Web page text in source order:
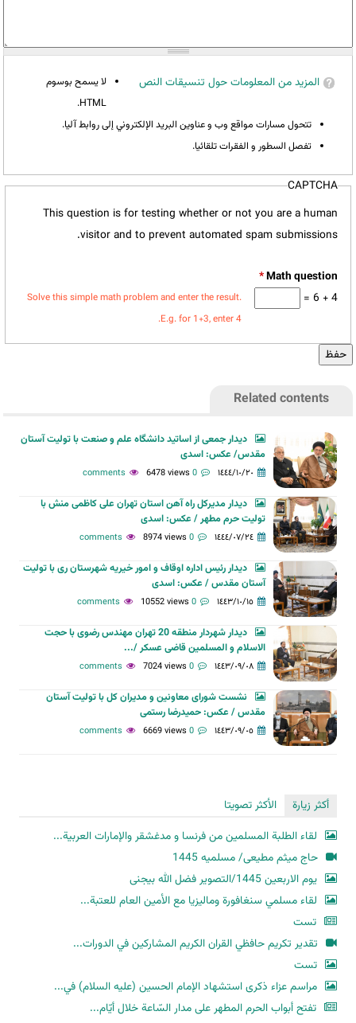
المزيد من المعلومات حول تنسيقات النص
لا يسمح بوسوم
HTML.
تتحول مسارات مواقع وب و عناوين البريد الإلكتروني إلى روابط آليا.
تفصل السطور و الفقرات تلقائيا.
CAPTCHA
This question is for testing whether or not you are a human
visitor and to prevent automated spam submissions.
*
4 + 6 =
Solve this simple math problem and enter the result.
E.g. for 1+3, enter 4.
Related contents
دیدار جمعی از اساتید دانشگاه علم و صنعت با تولیت آستان
مقدس/ عکس: اسدی
١٤٤٤/١٠/٢٠ 0 comments
6478 views
دیدار مدیرکل راه آهن استان تهران علی کاظمی منش با
تولیت حرم مطهر / عکس: اسدی
١٤٤٤/٠٧/٢٤ 0 comments
8974 views
دیدار رئیس اداره اوقاف و امور خیریه شهرستان ری با تولیت
آستان مقدس / عکس: اسدی
١٤٤٣/١٠/١٥ 0 comments
10552 views
دیدار شهردار منطقه 20 تهران مهندس رضوی با حجت
الاسلام و المسلمین قاضی عسکر /...
١٤٤٣/٠٩/٠٨ 0 comments
7024 views
نشست شورای معاونین و مدیران کل با تولیت آستان
مقدس / عکس: حمیدرضا رستمی
١٤٤٣/٠٩/٠٥ 0 comments
6669 views
أكثر زيارة
الأكثر تصويتا
لقاء الطلبة المسلمين من فرنسا و مدغشقر والإمارات العربية...
حاج میثم مطیعی/ مسلمیه 1445
یوم الاربعین 1445/التصویر فضل الله بیجنی
لقاء مسلمي سنغافورة وماليزيا مع الأمين العام للعتبة...
تست
تقدير تكريم حافظي القران الكريم المشاركين في الدورات...
تست
مراسم عزاء ذكرى استشهاد الإمام الحسين (عليه السلام) في...
تفتح أبواب الحرم المطهر على مدار السّاعة خلال أيّام...